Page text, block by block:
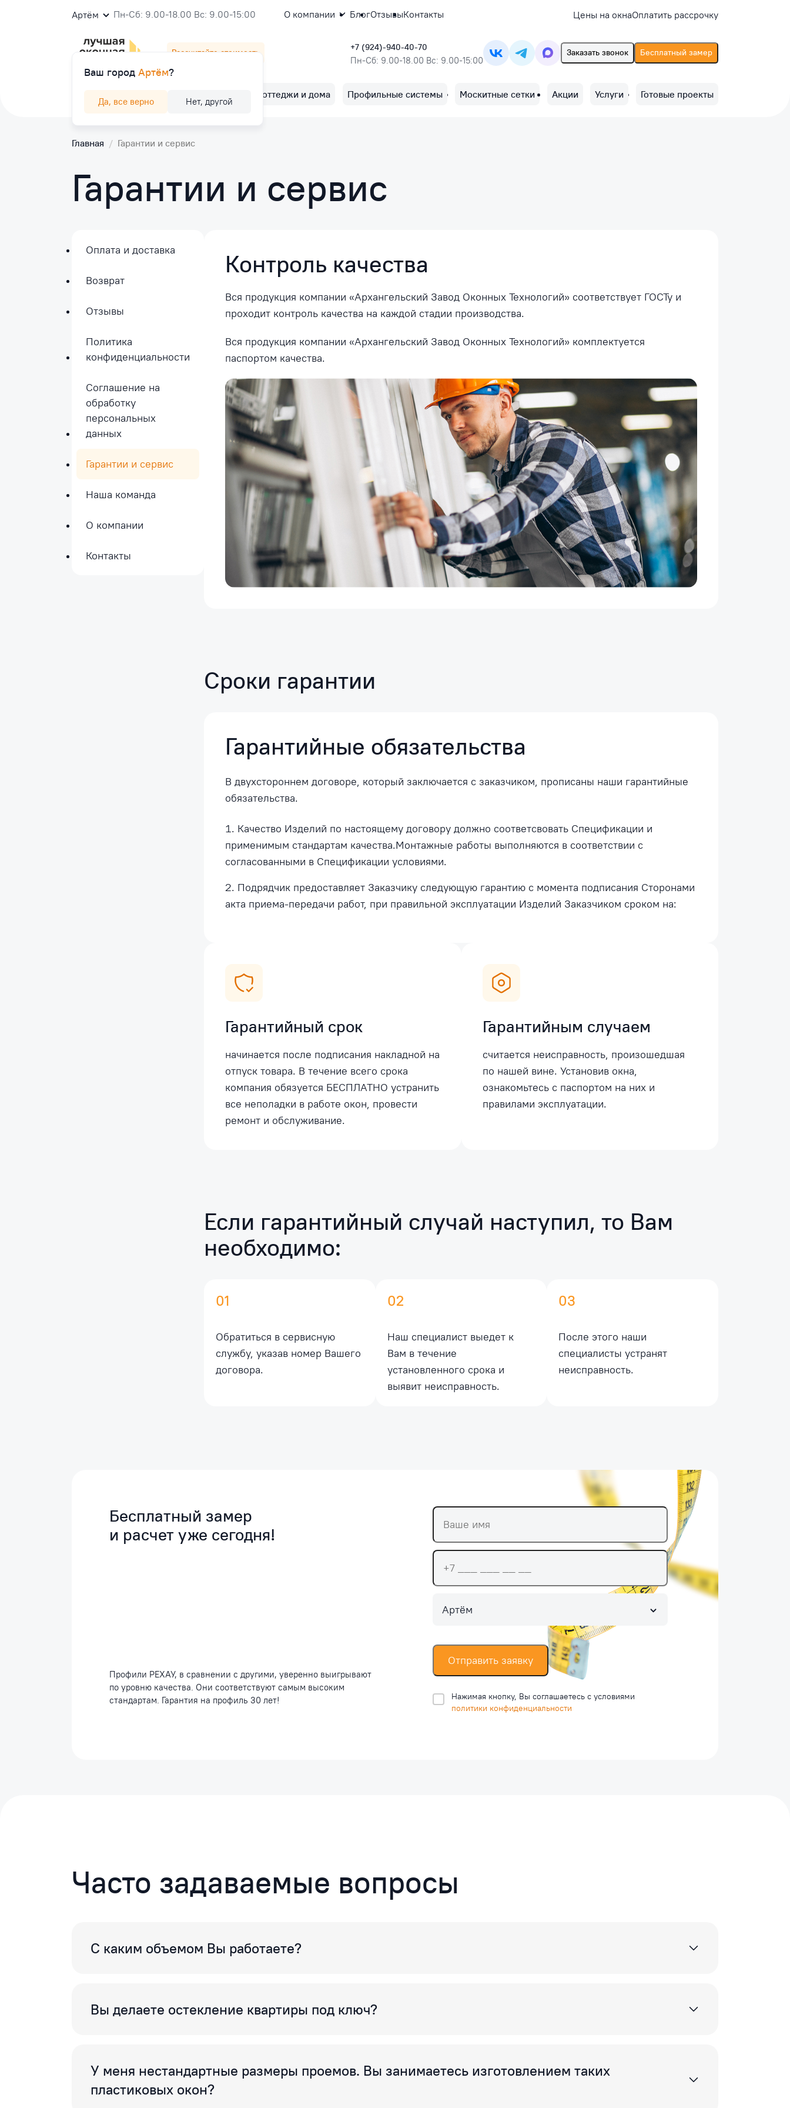
Артём Пн-Сб: 9.00-18.00 Вс: 9.00-15:00 О компании БлогОтзывыКонтакты Цены на окнаОплатить рассрочку
Рассчитайте стоимость
+7 (924)-940-40-70
Пн-Сб: 9.00-18.00 Вс: 9.00-15:00
Заказать звонок Бесплатный замер
Коттеджи и дома Профильные системы Москитные сетки Акции Услуги Готовые проекты
Главная / Гарантии и сервис
Гарантии и сервис
Оплата и доставка
Возврат
Отзывы
Политика
конфиденциальности
Соглашение на
обработку
персональных
данных
Гарантии и сервис
Наша команда
О компании
Контакты
Контроль качества
Вся продукция компании «Архангельский Завод Оконных Технологий» соответствует ГОСТу и
проходит контроль качества на каждой стадии производства.
Вся продукция компании «Архангельский Завод Оконных Технологий» комплектуется
паспортом качества.
Сроки гарантии
Гарантийные обязательства
В двухстороннем договоре, который заключается с заказчиком, прописаны наши гарантийные
обязательства.
Качество Изделий по настоящему договору должно соответсвовать Спецификации и
применимым стандартам качества.Монтажные работы выполняются в соответствии с
согласованными в Спецификации условиями.
Подрядчик предоставляет Заказчику следующую гарантию с момента подписания Сторонами
акта приема-передачи работ, при правильной эксплуатации Изделий Заказчиком сроком на:
Гарантийный срок
начинается после подписания накладной на
отпуск товара. В течение всего срока
компания обязуется БЕСПЛАТНО устранить
все неполадки в работе окон, провести
ремонт и обслуживание.
Гарантийным случаем
считается неисправность, произошедшая
по нашей вине. Установив окна,
ознакомьтесь с паспортом на них и
правилами эксплуатации.
Если гарантийный случай наступил, то Вам
необходимо:
01
Обратиться в сервисную
службу, указав номер Вашего
договора.
02
Наш специалист выедет к
Вам в течение
установленного срока и
выявит неисправность.
03
После этого наши
специалисты устранят
неисправность.
Бесплатный замер
и расчет уже сегодня!
Профили РЕХАУ, в сравнении с другими, уверенно выигрывают
по уровню качества. Они соответствуют самым высоким
стандартам. Гарантия на профиль 30 лет!
Артём
Отправить заявку
Нажимая кнопку, Вы соглашаетесь c условиями
политики конфиденциальности
Часто задаваемые вопросы
С каким объемом Вы работаете?
Вы делаете остекление квартиры под ключ?
У меня нестандартные размеры проемов. Вы занимаетесь изготовлением таких
пластиковых окон?
Ваш город Артём?
Да, все верно Нет, другой